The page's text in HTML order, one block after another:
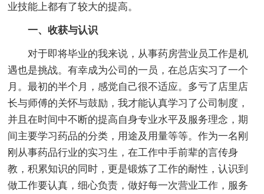
业技能上都有了较大的提高。
一、收获与认识
对于即将毕业的我来说，从事药房营业员工作是机
遇也是挑战。有幸成为公司的一员，在总店实习了一个
月。最初的半个月，感觉自己很不适应。多亏了店里店
长与师傅的关怀与鼓励，我才能认真学习了公司制度，
并且在时间中不断的提高自身专业水平及服务理念，期
间主要学习药品的分类，用途及用量等等。作为一名刚
刚从事药品行业的实习生，在工作中手前辈的言传身
教，积累知识的同时，更是锻炼了工作的耐性，认识到
做工作要认真，细心负责，做好每一次营业工作，服务